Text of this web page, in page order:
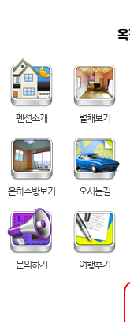
펜션소개 별채보기
은하수방보기 오시는길
문의하기 여행후기